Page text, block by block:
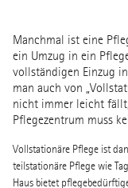
Manchmal ist eine
ein Umzug in ein
vollständigen Einzug
man auch von
nicht immer leicht
Pflegezentrum muss
Vollstationäre Pflege ist
teilstationäre Pflege wie
Haus bietet